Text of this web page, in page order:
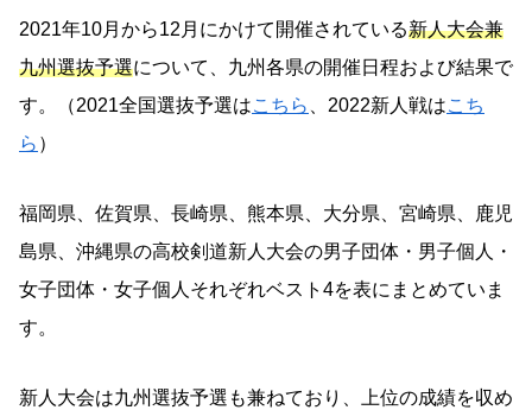
2021年10月から12月にかけて開催されている新人大会兼
九州選抜予選について、九州各県の開催日程および結果で
す。（2021全国選抜予選はこちら 、2022新人戦はこち
ら ）
福岡県、佐賀県、長崎県、熊本県、大分県、宮崎県、鹿児
島県、沖縄県の高校剣道新人大会の男子団体・男子個人・
女子団体・女子個人それぞれベスト4を表にまとめていま
す。
新人大会は九州選抜予選も兼ねており、上位の成績を収め